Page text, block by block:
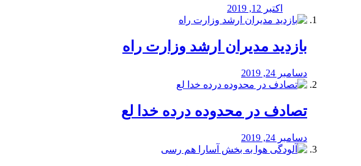
اکتبر 12, 2019
بازدید مدیران ارشد وزارت راه
دسامبر 24, 2019
تصادف در محدوده درده خدا لع
دسامبر 24, 2019